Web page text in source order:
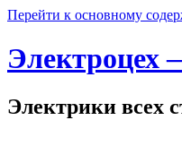
Перейти к основному
Электроцех
Электрики всех